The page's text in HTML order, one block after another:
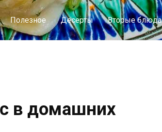
Полезное Десерты Вторые блюда
в домашних